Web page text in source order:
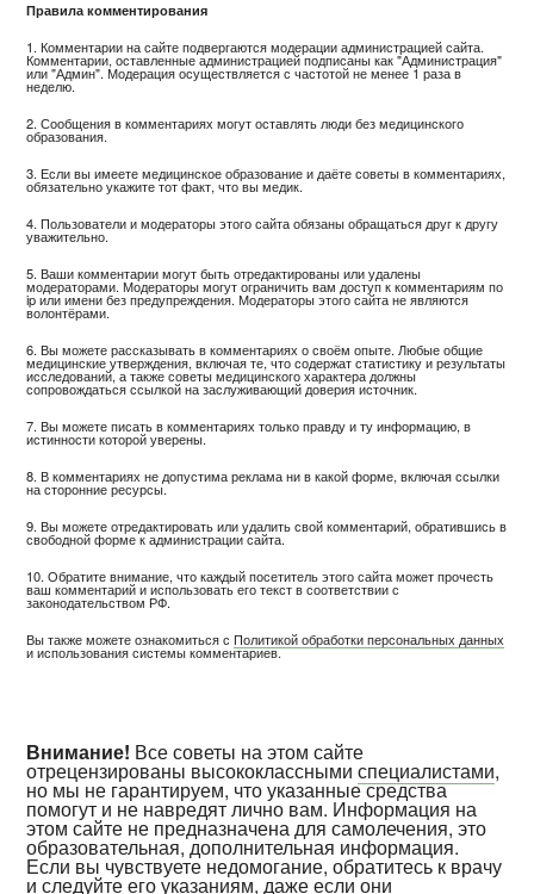
Правила комментирования
1. Комментарии на сайте подвергаются модерации администрацией сайта.
Комментарии, оставленные администрацией подписаны как "Администрация"
или "Админ". Модерация осуществляется с частотой не менее 1 раза в
неделю.
2. Сообщения в комментариях могут оставлять люди без медицинского
образования.
3. Если вы имеете медицинское образование и даёте советы в комментариях,
обязательно укажите тот факт, что вы медик.
4. Пользователи и модераторы этого сайта обязаны обращаться друг к другу
уважительно.
5. Ваши комментарии могут быть отредактированы или удалены
модераторами. Модераторы могут ограничить вам доступ к комментариям по
ip или имени без предупреждения. Модераторы этого сайта не являются
волонтёрами.
6. Вы можете рассказывать в комментариях о своём опыте. Любые общие
медицинские утверждения, включая те, что содержат статистику и результаты
исследований, а также советы медицинского характера должны
сопровождаться ссылкой на заслуживающий доверия источник.
7. Вы можете писать в комментариях только правду и ту информацию, в
истинности которой уверены.
8. В комментариях не допустима реклама ни в какой форме, включая ссылки
на сторонние ресурсы.
9. Вы можете отредактировать или удалить свой комментарий, обратившись в
свободной форме к администрации сайта.
10. Обратите внимание, что каждый посетитель этого сайта может прочесть
ваш комментарий и использовать его текст в соответствии с
законодательством РФ.
Вы также можете ознакомиться сПолитикой обработки персональных данных
и использования системы комментариев.
Внимание! Все советы на этом сайте
отрецензированы высококласснымиспециалистами,
но мы не гарантируем, что указанные средства
помогут и не навредят лично вам. Информация на
этом сайте не предназначена для самолечения, это
образовательная, дополнительная информация.
Если вы чувствуете недомогание, обратитесь к врачу
и следуйте его указаниям, даже если они